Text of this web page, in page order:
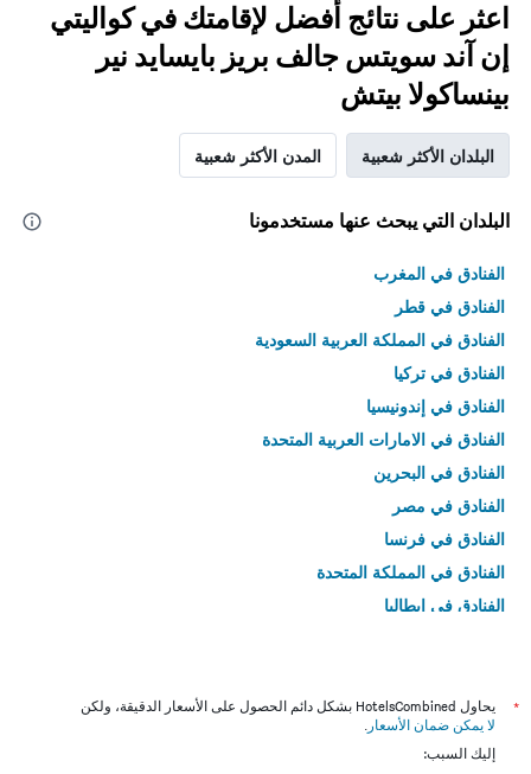
اعثر على نتائج أفضل لإقامتك في كواليتي
إن آند سويتس جالف بريز بايسايد نير
بينساكولا بيتش
البلدان الأكثر شعبية المدن الأكثر شعبية
البلدان التي يبحث عنها مستخدمونا
الفنادق في المغرب
الفنادق في قطر
الفنادق في المملكة العربية السعودية
الفنادق في تركيا
الفنادق في إندونيسيا
الفنادق في الامارات العربية المتحدة
الفنادق في البحرين
الفنادق في مصر
الفنادق في فرنسا
الفنادق في المملكة المتحدة
الفنادق في إيطاليا
*
يحاول HotelsCombined بشكل دائم الحصول على الأسعار الدقيقة، ولكن
لا يمكن ضمان الأسعار .
إليك السبب: